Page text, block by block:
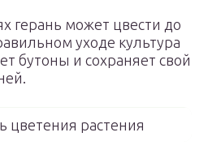
герань может цвести до
уходе культура
бутоны и сохраняет свой
цветения растения